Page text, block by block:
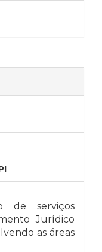
de serviços
Jurídico
as áreas